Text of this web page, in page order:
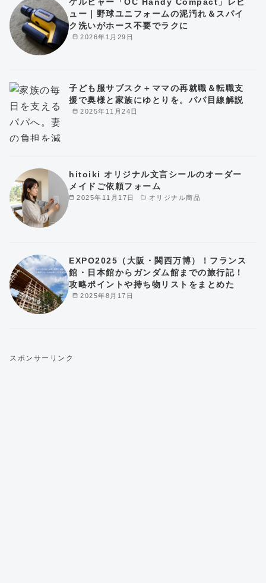
2026年1月29日
ュー｜野球ユニフォームの泥汚れ＆スパイ
ク洗いがホース不要でラクに
2025年11月24日
子ども服サブスク＋ママの再就職＆転職支
援で奥様と家族にゆとりを。パパ目線解説
2025年11月17日 オリジナル商品
hitoiki オリジナル文言シールのオーダー
メイドご依頼フォーム
2025年8月17日
EXPO2025（大阪・関西万博）！フランス
館・日本館からガンダム館までの旅行記！
攻略ポイントや持ち物リストをまとめた
スポンサーリンク